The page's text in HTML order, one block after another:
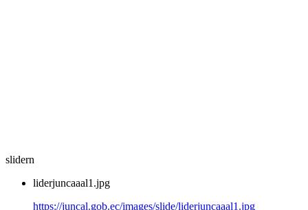
slidern
liderjuncaaal1.jpg
https://juncal.gob.ec/images/slide/liderjuncaaal1.jpg